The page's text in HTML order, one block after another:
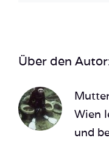
Über den
Wien
und